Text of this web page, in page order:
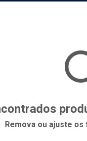
Remova ou ajuste